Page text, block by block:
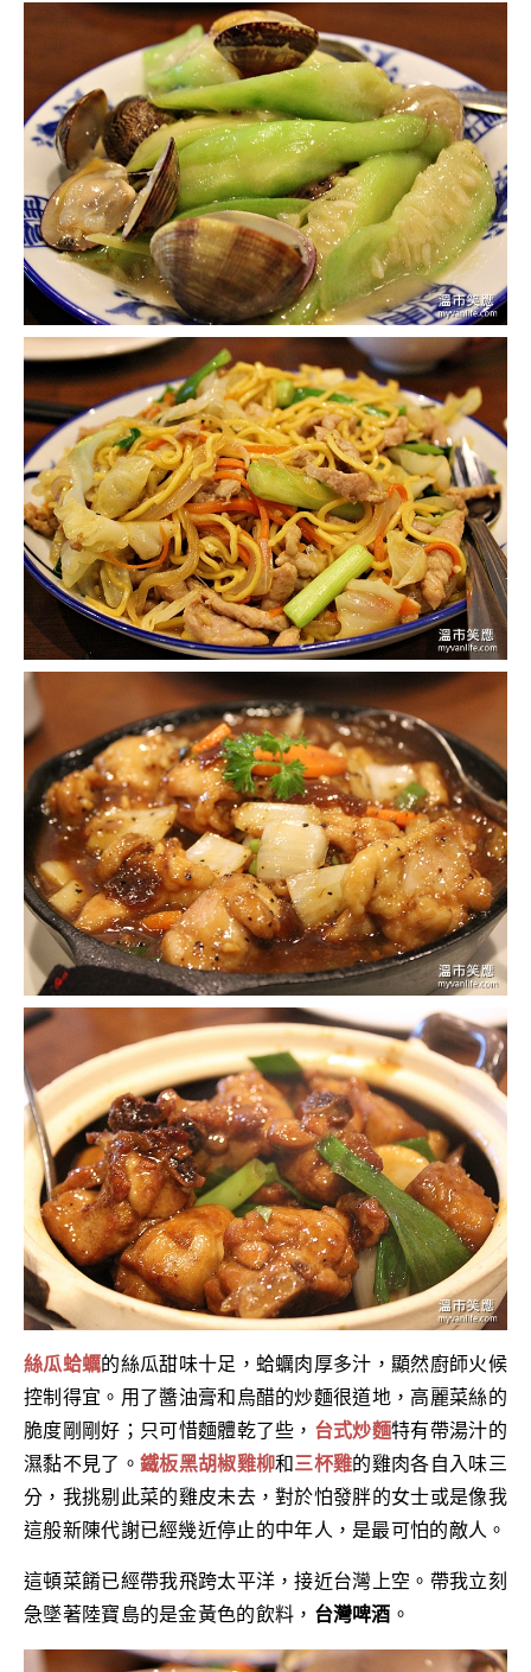
絲瓜蛤蠣的絲瓜甜味十足，蛤蠣肉厚多汁，顯然廚師火候
控制得宜。用了醬油膏和烏醋的炒麵很道地，高麗菜絲的
脆度剛剛好；只可惜麵體乾了些， 台式炒麵特有帶湯汁的
濕黏不見了。 鐵板黑胡椒雞柳和三杯雞的雞肉各自入味三
分，我挑剔此菜的雞皮未去，對於怕發胖的女士或是像我
這般新陳代謝已經幾近停止的中年人，是最可怕的敵人。
這頓菜餚已經帶我飛跨太平洋，接近台灣上空。帶我立刻
急墜著陸寶島的是金黃色的飲料， 台灣啤酒 。